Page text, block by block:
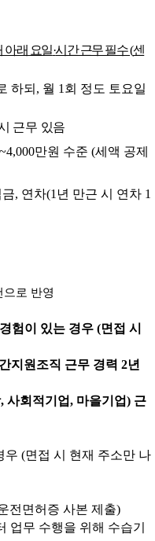
아래 요일·시간 근무 필수(센
하되 , 월 1 회 정도 토요일
근무 있음
~4,000만원 수준 (세액 공제
, 연차(1 년 만근 시 연차 1
로 반영
험이 있는 경우 (면접 시
지원조직 근무 경력 2년
사회적기업, 마을기업) 근
(면접 시 현재 주소만 나
전면허증 사본 제출)
업무 수행을 위해 수습기